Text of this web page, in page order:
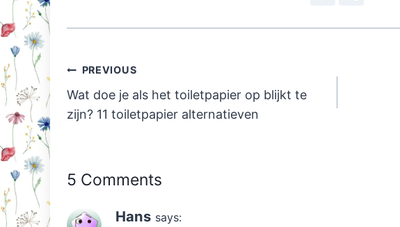
Post
navigation
PREVIOUS
Wat doe je als het toiletpapier op blijkt te
zijn? 11 toiletpapier alternatieven
5 Comments
Hans says: